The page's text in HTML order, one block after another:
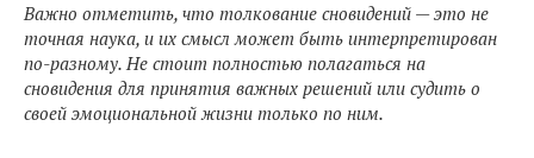
Важно отметить, что толкование сновидений — это не
точная наука, и их смысл может быть интерпретирован
по-разному. Не стоит полностью полагаться на
сновидения для принятия важных решений или судить о
своей эмоциональной жизни только по ним.